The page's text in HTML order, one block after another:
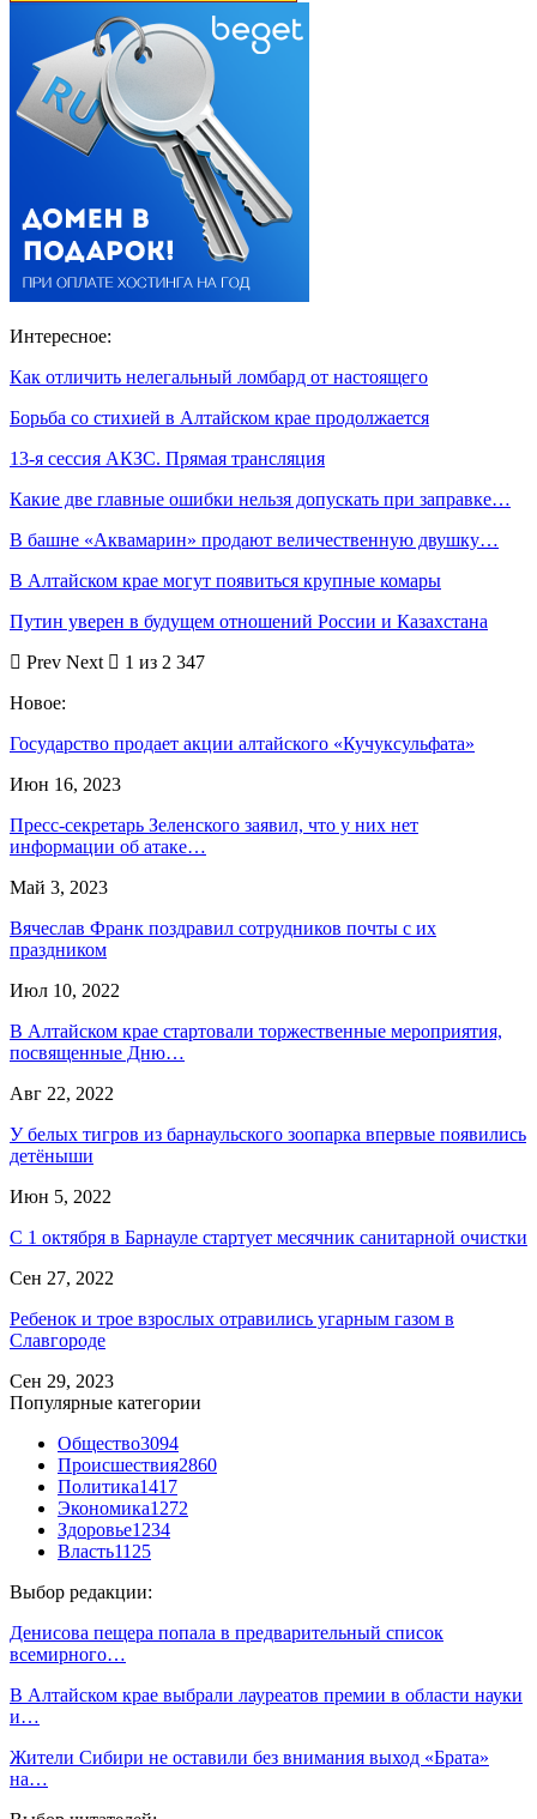
Интересное:
Как отличить нелегальный ломбард от настоящего
Борьба со стихией в Алтайском крае продолжается
13-я сессия АКЗС. Прямая трансляция
Какие две главные ошибки нельзя допускать при заправке…
В башне «Аквамарин» продают величественную двушку…
В Алтайском крае могут появиться крупные комары
Путин уверен в будущем отношений России и Казахстана
Prev Next
1 из 2 347
Новое:
Государство продает акции алтайского «Кучуксульфата»
Июн 16, 2023
Пресс-секретарь Зеленского заявил, что у них нет
информации об атаке…
Май 3, 2023
Вячеслав Франк поздравил сотрудников почты с их
праздником
Июл 10, 2022
В Алтайском крае стартовали торжественные мероприятия,
посвященные Дню…
Авг 22, 2022
У белых тигров из барнаульского зоопарка впервые появились
детёныши
Июн 5, 2022
С 1 октября в Барнауле стартует месячник санитарной очистки
Сен 27, 2022
Ребенок и трое взрослых отравились угарным газом в
Славгороде
Сен 29, 2023
Популярные категории
Общество3094
Происшествия2860
Политика1417
Экономика1272
Здоровье1234
Власть1125
Выбор редакции:
Денисова пещера попала в предварительный список
всемирного…
В Алтайском крае выбрали лауреатов премии в области науки
и…
Жители Сибири не оставили без внимания выход «Брата»
на…